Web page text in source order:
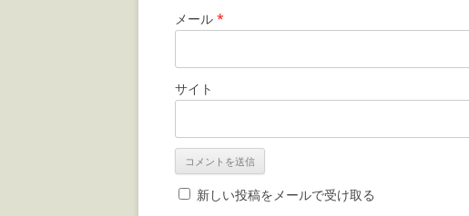
メール *
サイト
新しい投稿をメールで受け取る